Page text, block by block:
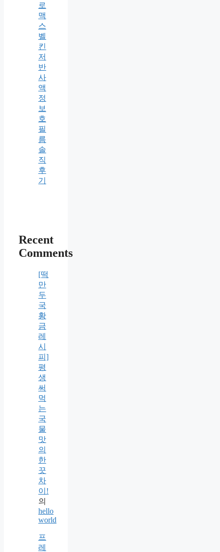
로
맥
스
벨
킨
저
반
사
액
정
보
호
필
름
솔
직
후
기
Recent
Comments
[떡
만
두
국
황
금
레
시
피]
평
생
써
먹
는
국
물
맛
의
한
끗
차
이!
의
hello
world
프
레